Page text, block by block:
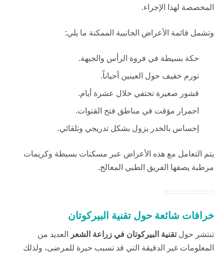
المخصصة لهذا الإجراء.
وتشمل قائمة الأعراض الجانبية الممكنة ما يلي:
حكة بسيطة في فروة الرأس والجبهة.
تورم خفيف حول العينين أحياناً.
قشور صغيرة تختفي خلال عشرة أيام.
احمرار مؤقت في مناطق فتح القنوات.
إحساس بالخدر يزول بشكل تدريجي وتلقائي.
يتم التعامل مع هذه الأعراض عبر مسكنات بسيطة وكريمات
مرطبة يصفها الفريق الطبي المعالج.
خرافات شائعة حول تقنية البيركوتان
تنتشر حولتقنية البيركوتان في زراعة الشعر العديد من
المعلومات غير الدقيقة التي قد تسبب حيرة للمرضى، ولذلك